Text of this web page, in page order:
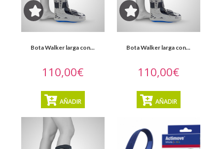
Promociones
Blog
Bota Walker larga con...
110,00€
AÑADIR
Bota Walker larga con...
110,00€
AÑADIR